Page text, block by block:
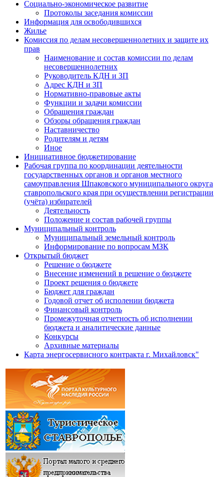
Социально-экономическое развитие
Протоколы заседания комиссии
Информация для освободившихся
Жилье
Комиссия по делам несовершеннолетних и защите их
прав
Наименование и состав комиссии по делам
несовершеннолетних
Руководитель КДН и ЗП
Адрес КДН и ЗП
Нормативно-правовые акты
Функции и задачи комиссии
Обращения граждан
Обзоры обращения граждан
Наставничество
Родителям и детям
Иное
Инициативное бюджетирование
Рабочая группа по координации деятельности
государственных органов и органов местного
самоуправления Шпаковского муниципального округа
ставропольского края при осуществлении регистрации
(учёта) избирателей
Деятельность
Положение и состав рабочей группы
Муниципальный контроль
Муниципальный земельный контроль
Информирование по вопросам МЗК
Открытый бюджет
Решение о бюджете
Внесение изменений в решение о бюджете
Проект решения о бюджете
Бюджет для граждан
Годовой отчет об исполении бюджета
Финансовый контроль
Промежуточная отчетность об исполнении
бюджета и аналитические данные
Конкурсы
Архивные материалы
Карта энергосервисного контракта г. Михайловск"